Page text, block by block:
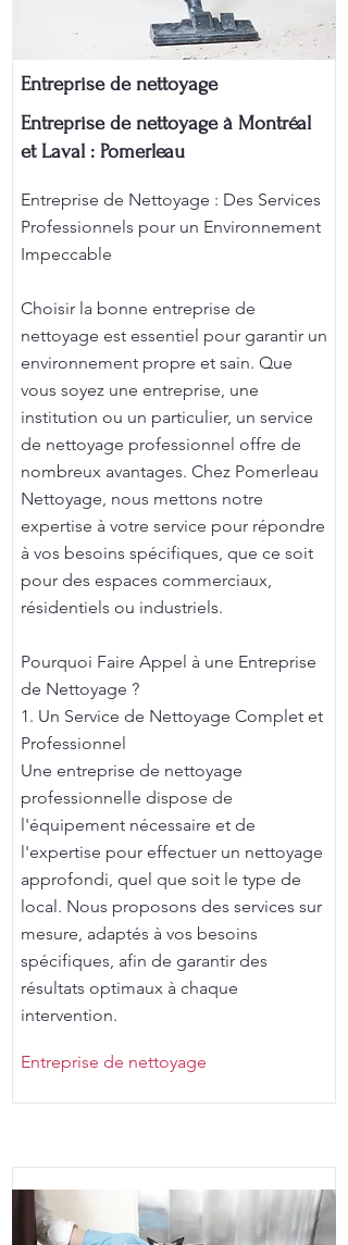
Entreprise de nettoyage
Entreprise de nettoyage à Montréal
et Laval : Pomerleau
Entreprise de Nettoyage : Des Services
Professionnels pour un Environnement
Impeccable
Choisir la bonne entreprise de
nettoyage est essentiel pour garantir un
environnement propre et sain. Que
vous soyez une entreprise, une
institution ou un particulier, un service
de nettoyage professionnel offre de
nombreux avantages. Chez Pomerleau
Nettoyage, nous mettons notre
expertise à votre service pour répondre
à vos besoins spécifiques, que ce soit
pour des espaces commerciaux,
résidentiels ou industriels.
Pourquoi Faire Appel à une Entreprise
de Nettoyage ?
1. Un Service de Nettoyage Complet et
Professionnel
Une entreprise de nettoyage
professionnelle dispose de
l'équipement nécessaire et de
l'expertise pour effectuer un nettoyage
approfondi, quel que soit le type de
local. Nous proposons des services sur
mesure, adaptés à vos besoins
spécifiques, afin de garantir des
résultats optimaux à chaque
intervention.
Entreprise de nettoyage